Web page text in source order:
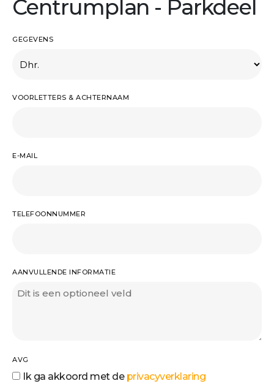
Centrumplan - Parkdeel
GEGEVENS
VOORLETTERS & ACHTERNAAM
E-MAIL
TELEFOONNUMMER
AANVULLENDE INFORMATIE
AVG
Ik ga akkoord met de privacyverklaring